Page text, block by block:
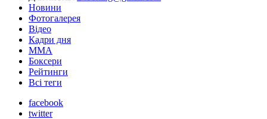
Новини
Фотогалерея
Відео
Кадри дня
ММА
Боксери
Рейтинги
Всі теги
facebook
twitter